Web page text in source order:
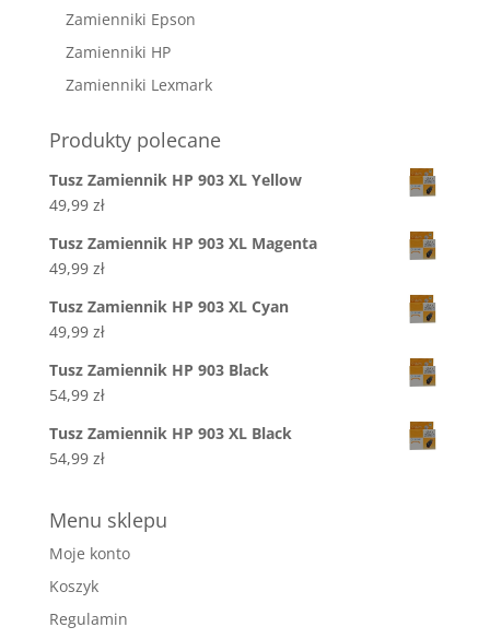
Zamienniki Epson
Zamienniki HP
Zamienniki Lexmark
Produkty polecane
Tusz Zamiennik HP 903 XL Yellow
49,99 zł
Tusz Zamiennik HP 903 XL Magenta
49,99 zł
Tusz Zamiennik HP 903 XL Cyan
49,99 zł
Tusz Zamiennik HP 903 Black
54,99 zł
Tusz Zamiennik HP 903 XL Black
54,99 zł
Menu sklepu
Moje konto
Koszyk
Regulamin